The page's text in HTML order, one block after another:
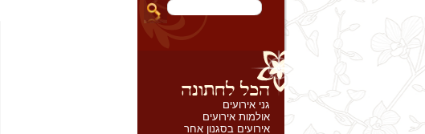
גני אירועים
אולמות אירועים
אירועים בסגנון אחר